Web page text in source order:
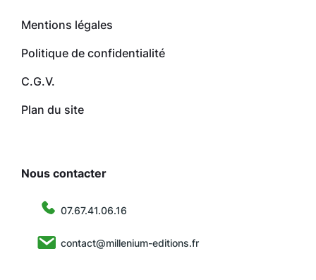
Mentions légales
Politique de confidentialité
C.G.V.
Plan du site
Nous contacter
07.67.41.06.16
contact@millenium-editions.fr